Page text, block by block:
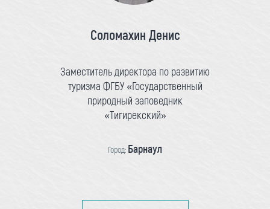
Соломахин Денис
Заместитель директора по развитию
туризма ФГБУ «Государственный
природный заповедник
«Тигирекский»
Город: Барнаул